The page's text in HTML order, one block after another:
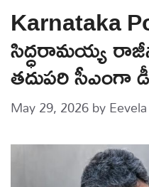
Karnataka
సిద్ధరామయ్య
తదుపరి సీఎంగా
May 29, 2026by